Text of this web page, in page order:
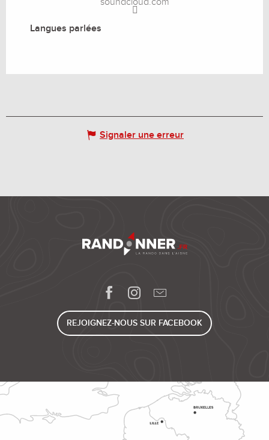
Langues parlées
Langues parlées
Signaler une erreur
REJOIGNEZ-NOUS SUR FACEBOOK